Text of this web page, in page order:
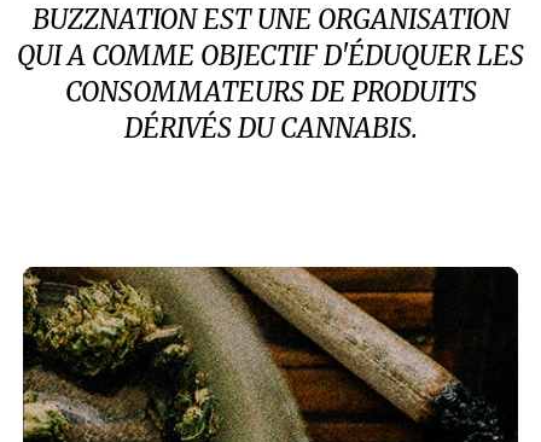
BUZZNATION EST UNE ORGANISATION
QUI A COMME OBJECTIF D'ÉDUQUER LES
CONSOMMATEURS DE PRODUITS
DÉRIVÉS DU CANNABIS.